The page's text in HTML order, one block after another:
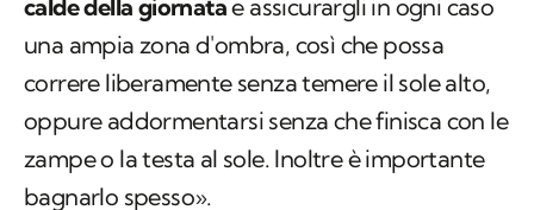
calde della giornatae assicurargli in ogni caso
una ampia zona d'ombra, così che possa
correre liberamente senza temere il sole alto,
oppure addormentarsi senza che finisca con le
zampe o la testa al sole. Inoltre è importante
bagnarlo spesso».